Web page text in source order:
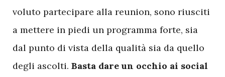
voluto partecipare alla reunion, sono riusciti
a mettere in piedi un programma forte, sia
dal punto di vista della qualità sia da quello
degli ascolti. Basta dare un occhio ai social